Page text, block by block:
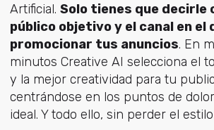
Artificial. Solo tienes que decirle
público objetivo y el canal en el
promocionar tus anuncios. En
minutos Creative AI selecciona el
y la mejor creatividad para tu
centrándose en los puntos de
ideal. Y todo ello, sin perder el